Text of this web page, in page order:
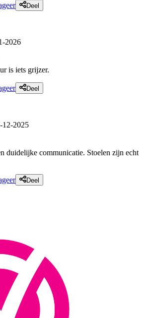
Deel
2026
is iets grijzer.
Deel
12-2025
duidelijke communicatie. Stoelen zijn echt
Deel